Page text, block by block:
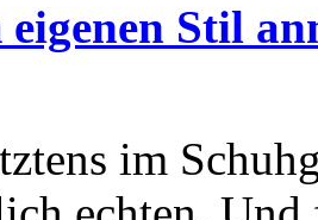
eigenen Stil
im